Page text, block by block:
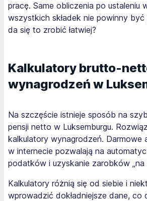
pracę. Same obliczenia po ustaleniu
wszystkich składek nie powinny być
da się to zrobić łatwiej?
Kalkulatory brutto-
wynagrodzeń w
Na szczęście istnieje sposób na
pensji netto w Luksemburgu.
kalkulatory wynagrodzeń. Darmowe
w internecie pozwalają na
podatków i uzyskanie zarobków „na
Kalkulatory różnią się od siebie i
wprowadzić dokładniejsze dane, co